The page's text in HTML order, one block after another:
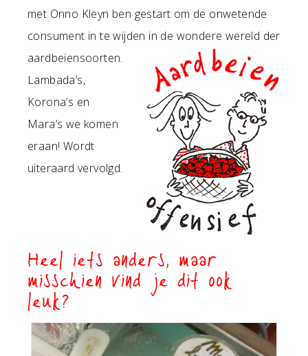
met Onno Kleyn ben gestart om de onwetende
consument in te wijden in de wondere wereld der
aardbeiensoorten.
Lambada’s,
Korona’s en
Mara’s we komen
eraan! Wordt
uiteraard vervolgd.
Heel iets anders, maar
misschien vind je dit ook
leuk?